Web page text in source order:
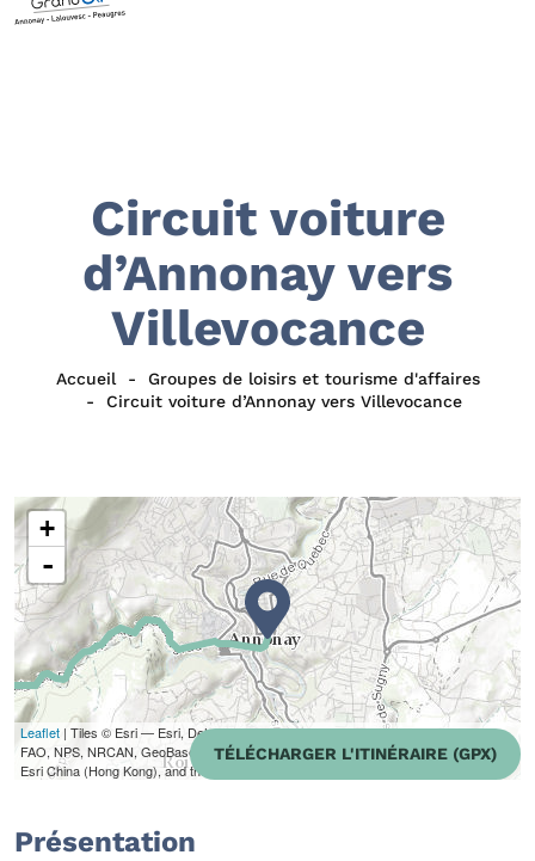
Circuit voiture
d’Annonay vers
Villevocance
Accueil
Groupes de loisirs et tourisme d'affaires
Circuit voiture d’Annonay vers Villevocance
+
-
Leaflet | Tiles © Esri — Esri, DeLorme, NAVTEQ, TomTom, Intermap, iPC, USGS,
FAO, NPS, NRCAN, GeoBase, Kadaster NL, Ordnance Survey, Esri Japan, METI,
Esri China (Hong Kong), and the GIS User Community
TÉLÉCHARGER L'ITINÉRAIRE (GPX)
Présentation